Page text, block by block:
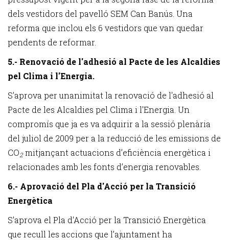
dels vestidors del pavelló SEM Can Banús. Una
reforma que inclou els 6 vestidors que van quedar
pendents de reformar.
5.- Renovació de l'adhesió al Pacte de les Alcaldies
pel Clima i l'Energia.
S'aprova per unanimitat la renovació de l'adhesió al
Pacte de les Alcaldies pel Clima i l'Energia. Un
compromís que ja es va adquirir a la sessió plenària
del juliol de 2009 per a la reducció de les emissions de
CO2mitjançant actuacions d’eficiència energètica i
relacionades amb les fonts d’energia renovables.
6.- Aprovació del Pla d'Acció per la Transició
Energètica
S'aprova el Pla d'Acció per la Transició Energètica
que recull les accions que l’ajuntament ha